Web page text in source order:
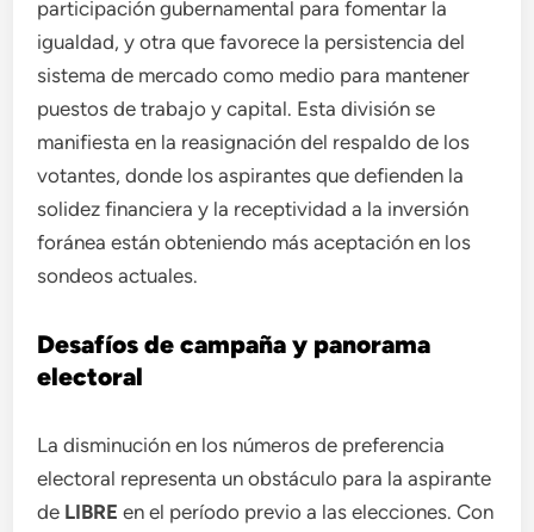
participación gubernamental para fomentar la
igualdad, y otra que favorece la persistencia del
sistema de mercado como medio para mantener
puestos de trabajo y capital. Esta división se
manifiesta en la reasignación del respaldo de los
votantes, donde los aspirantes que defienden la
solidez financiera y la receptividad a la inversión
foránea están obteniendo más aceptación en los
sondeos actuales.
Desafíos de campaña y panorama
electoral
La disminución en los números de preferencia
electoral representa un obstáculo para la aspirante
de LIBRE en el período previo a las elecciones. Con